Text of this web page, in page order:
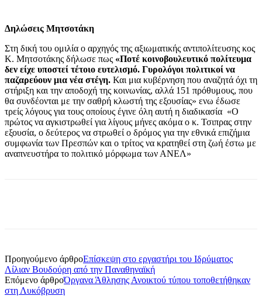
Δηλώσεις Μητσοτάκη
Στη δική του ομιλία ο αρχηγός της αξιωματικής αντιπολίτευσης κος
Κ. Μητσοτάκης δήλωσε πως «Ποτέ κοινοβουλευτικό πολίτευμα
δεν είχε υποστεί τέτοιο ευτελισμό. Γυρολόγοι πολιτικοί να
παζαρεύουν μια νέα στέγη. Και μια κυβέρνηση που αναζητά όχι τη
στήριξη και την αποδοχή της κοινωνίας, αλλά 151 πρόθυμους, που
θα συνδέονται με την σαθρή κλωστή της εξουσίας» ενω έδωσε
τρείς λόγους για τους οποίους έγινε όλη αυτή η διαδικασία «Ο
πρώτος να αγκιστρωθεί για λίγους μήνες ακόμα ο κ. Τσιπρας στην
εξουσία, ο δεύτερος να στρωθεί ο δρόμος για την εθνικά επιζήμια
συμφωνία των Πρεσπών και ο τρίτος να κρατηθεί στη ζωή έστω με
αναπνευστήρα το πολιτικό μόρφωμα των ΑΝΕΛ»
Προηγούμενο άρθροΕπίσκεψη στο εργαστήρι του Ιδρύματος
Λίλιαν Βουδούρη από την Παναθηναϊκή
Επόμενο άρθροΌργανα Άθλησης Ανοικτού τύπου τοποθετήθηκαν
στη Λυκόβρυση